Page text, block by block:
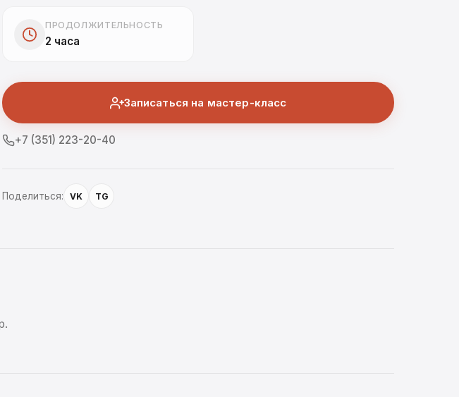
ПРОДОЛЖИТЕЛЬНОСТЬ
2 часа
Записаться на мастер-класс
+7 (351) 223-20-40
Поделиться: VK TG